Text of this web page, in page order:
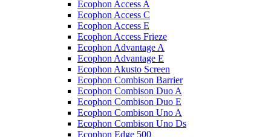
Ecophon Access A
Ecophon Access C
Ecophon Access E
Ecophon Access Frieze
Ecophon Advantage A
Ecophon Advantage E
Ecophon Akusto Screen
Ecophon Combison Barrier
Ecophon Combison Duo A
Ecophon Combison Duo E
Ecophon Combison Uno A
Ecophon Combison Uno Ds
Ecophon Edge 500